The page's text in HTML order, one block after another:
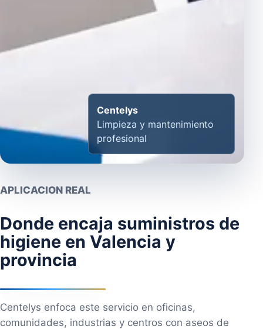
Centelys
Limpieza y mantenimiento
profesional
APLICACION REAL
Donde encaja suministros de
higiene en Valencia y
provincia
Centelys enfoca este servicio en oficinas,
comunidades, industrias y centros con aseos de